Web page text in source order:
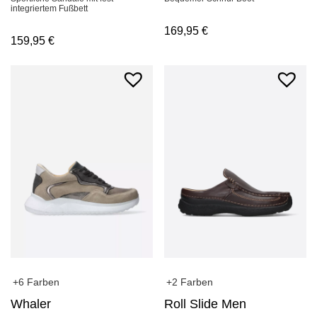
integriertem Fußbett
159,95 €
169,95€
+6 Farben
Whaler
+2 Farben
Roll Slide Men